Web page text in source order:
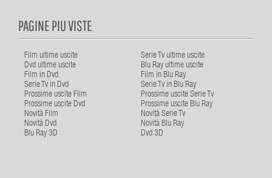
PAGINE PIU VISTE
Film ultime uscite
Serie Tv ultime uscite
Dvd ultime uscite
Blu Ray ultime uscite
Film in Dvd
Film in Blu Ray
Serie Tv in Dvd
Serie Tv in Blu Ray
Prossime uscite Film
Prossime uscite Serie Tv
Prossime uscite Dvd
Prossime uscite Blu Ray
Novità Film
Novità Serie Tv
Novità Dvd
Novità Blu Ray
Blu Ray 3D
Dvd 3D